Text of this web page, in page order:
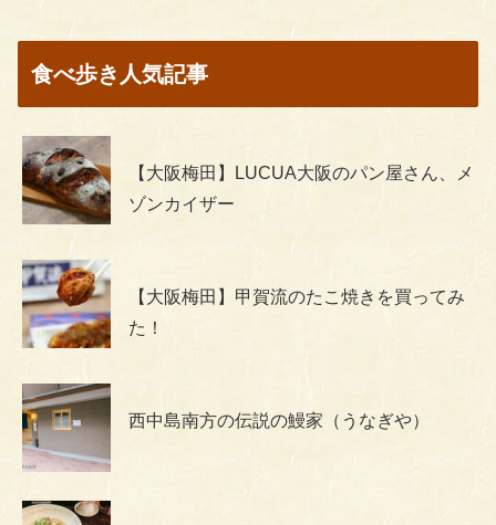
食べ歩き人気記事
【大阪梅田】LUCUA大阪のパン屋さん、メ
ゾンカイザー
【大阪梅田】甲賀流のたこ焼きを買ってみ
た！
西中島南方の伝説の鰻家（うなぎや）